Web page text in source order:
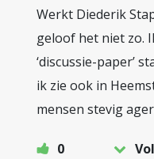
Werkt Diederik
geloof het niet zo.
‘discussie-paper’
ik zie ook in
mensen stevig
0